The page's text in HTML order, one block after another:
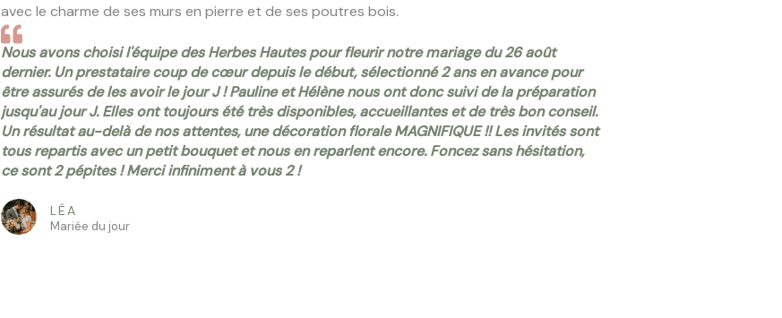
avec le charme de ses murs en pierre et de ses poutres bois.
Nous avons choisi l'équipe des Herbes Hautes pour fleurir notre mariage du 26 août
dernier. Un prestataire coup de cœur depuis le début, sélectionné 2 ans en avance pour
être assurés de les avoir le jour J ! Pauline et Hélène nous ont donc suivi de la préparation
jusqu'au jour J. Elles ont toujours été très disponibles, accueillantes et de très bon conseil.
Un résultat au-delà de nos attentes, une décoration florale MAGNIFIQUE !! Les invités sont
tous repartis avec un petit bouquet et nous en reparlent encore. Foncez sans hésitation,
ce sont 2 pépites ! Merci infiniment à vous 2 !
LÉA
Mariée du jour